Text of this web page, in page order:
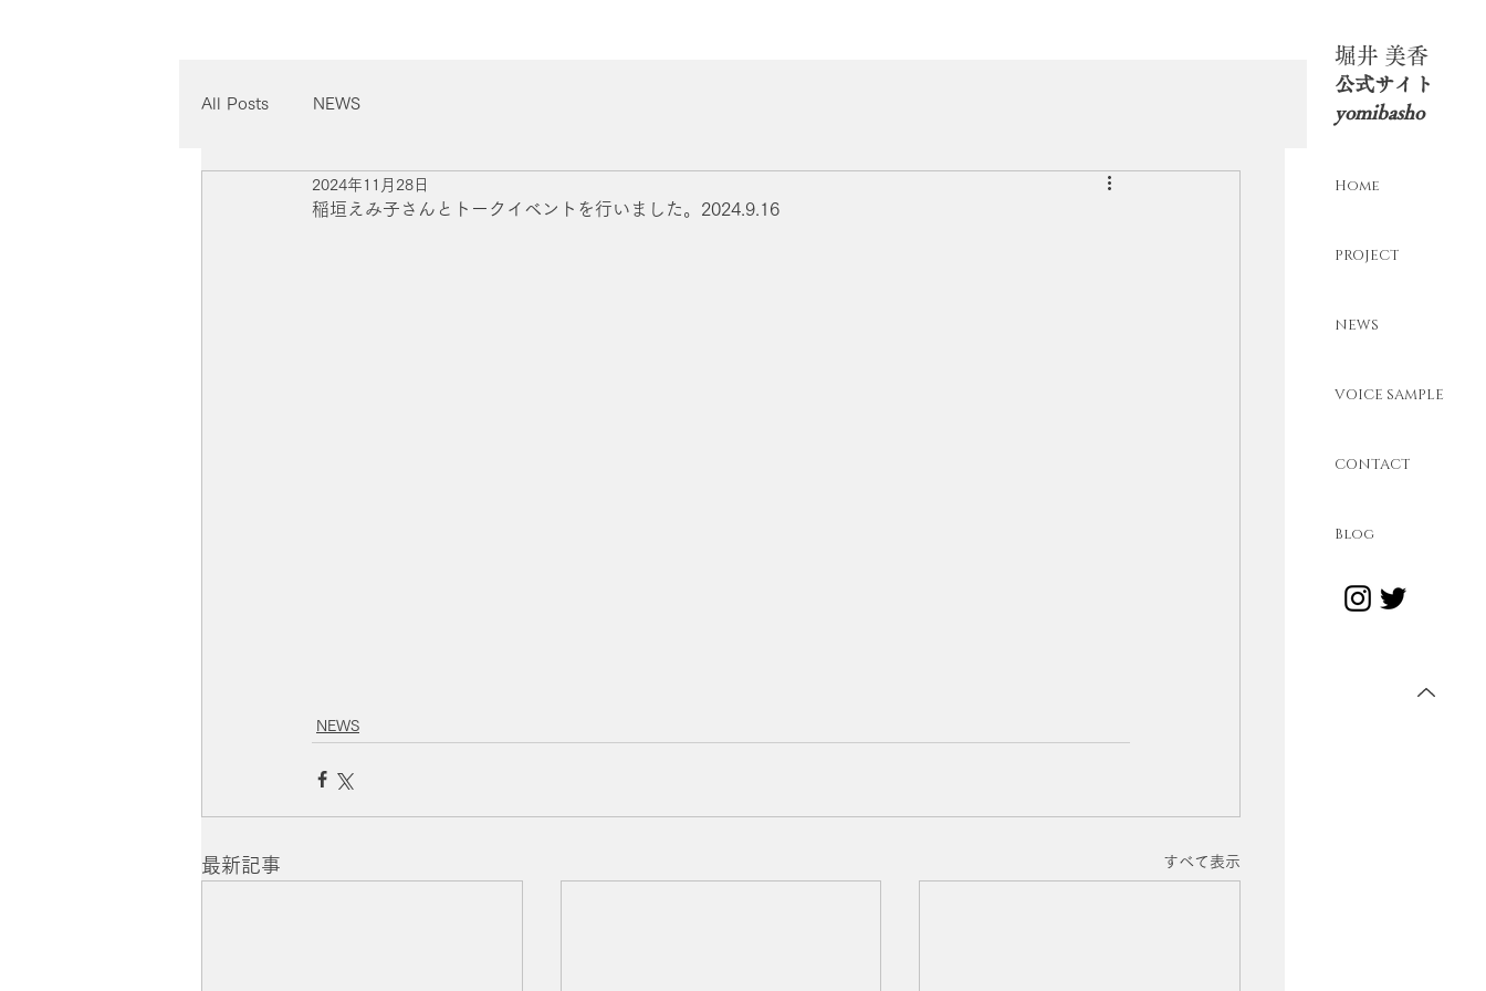
​堀井 美香
​公式サイト
yomibasho
Home
PROJECT
NEWS
VOICE SAMPLE
CONTACT
Blog
All Posts NEWS
稲垣えみ子さんとトークイベントを行いました。2024.9.16
2024年11月28日
NEWS
最新記事 すべて表示